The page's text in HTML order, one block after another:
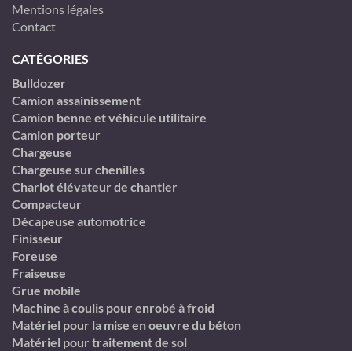
Mentions légales
Contact
CATÉGORIES
Bulldozer
Camion assainissement
Camion benne et véhicule utilitaire
Camion porteur
Chargeuse
Chargeuse sur chenilles
Chariot élévateur de chantier
Compacteur
Décapeuse automotrice
Finisseur
Foreuse
Fraiseuse
Grue mobile
Machine à coulis pour enrobé à froid
Matériel pour la mise en oeuvre du béton
Matériel pour traitement de sol